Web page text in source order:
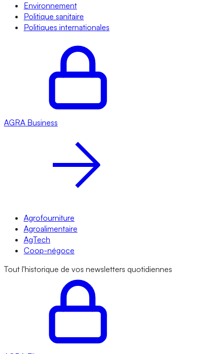
Environnement
Politique sanitaire
Politiques internationales
AGRA Business
Agrofourniture
Agroalimentaire
AgTech
Coop-négoce
Tout l'historique de vos newsletters quotidiennes